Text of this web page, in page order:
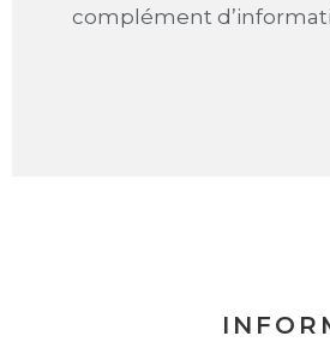
complément